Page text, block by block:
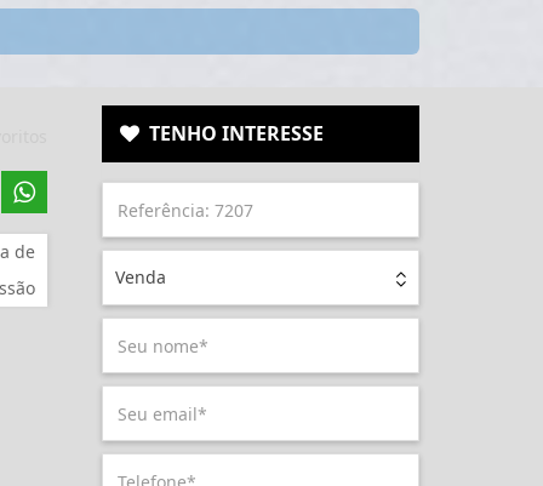
de
TENHO INTERESSE
Venda